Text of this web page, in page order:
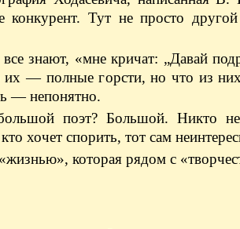
конкурент. Тут не просто
знают, «мне кричат: „Давай
— полные горсти, но что из них
— непонятно.
поэт? Большой. Никто
хочет спорить, тот сам
которая рядом с